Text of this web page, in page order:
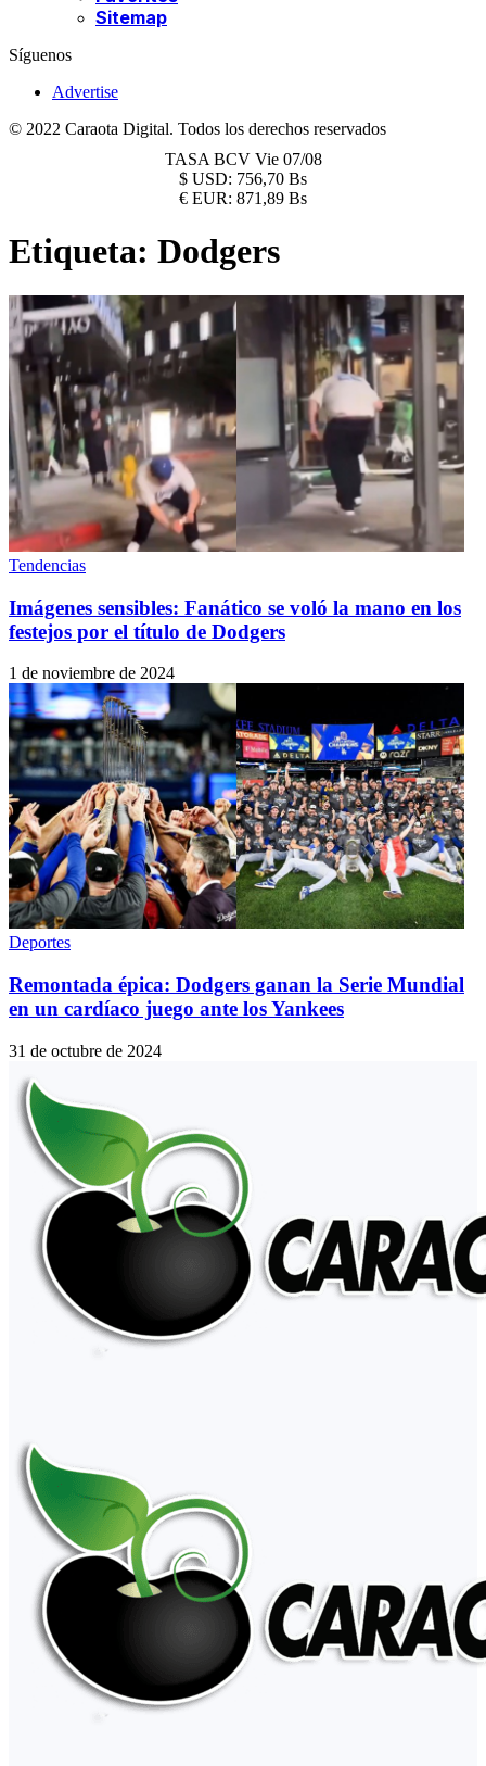
Sitemap
Síguenos
Advertise
© 2022 Caraota Digital. Todos los derechos reservados
TASA BCV Vie 07/08
$ USD: 756,70 Bs
€ EUR: 871,89 Bs
Etiqueta: Dodgers
Tendencias
Imágenes sensibles: Fanático se voló la mano en los
festejos por el título de Dodgers
1 de noviembre de 2024
Deportes
Remontada épica: Dodgers ganan la Serie Mundial
en un cardíaco juego ante los Yankees
31 de octubre de 2024